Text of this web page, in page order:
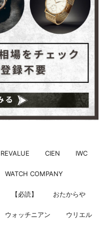
CIEN IWC
WATCH COMPANY
【必読】 おたからや
ウォッチニアン ウリエル